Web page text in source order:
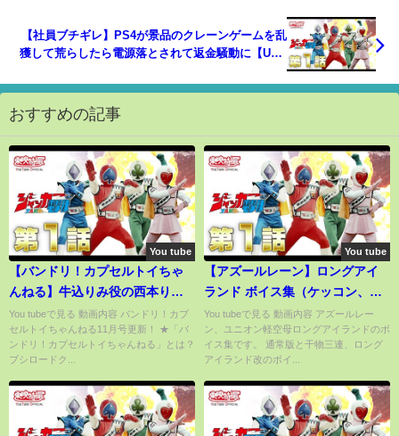
【社員ブチギレ】PS4が景品のクレーンゲームを乱
獲して荒らしたら電源落とされて返金騒動に【UFO
おすすめの記事
You tube
【バンドリ！カプセルトイちゃ
んねる】牛込りみ役の西本りみ
さんが11月発売のカプセルトイ
商品を紹介！【11月号】
You tubeで見る 動画内容 バンドリ！カプ
セルトイちゃんねる11月号更新！ ★「バ
ンドリ！カプセルトイちゃんねる」とは？
ブシロードク...
You tube
【アズールレーン】ロングアイ
ランド ボイス集（ケッコン、干
物三連！、改ボイスあり）
You tubeで見る 動画内容 アズールレー
ン、ユニオン軽空母ロングアイランドのボ
イス集です。 通常版と干物三連、ロング
アイランド改のボイ...